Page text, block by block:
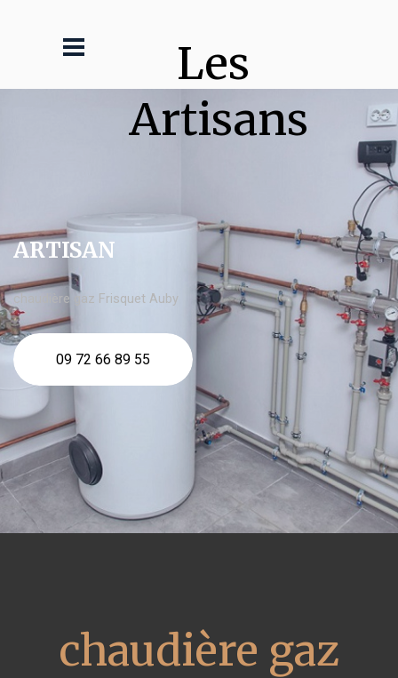
Les
Artisans
ARTISAN
chaudière gaz Frisquet Auby
09 72 66 89 55
chaudière gaz